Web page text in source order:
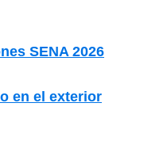
SENA 2026
en el exterior